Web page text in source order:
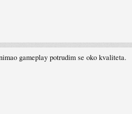
gameplay potrudim se oko kvaliteta.